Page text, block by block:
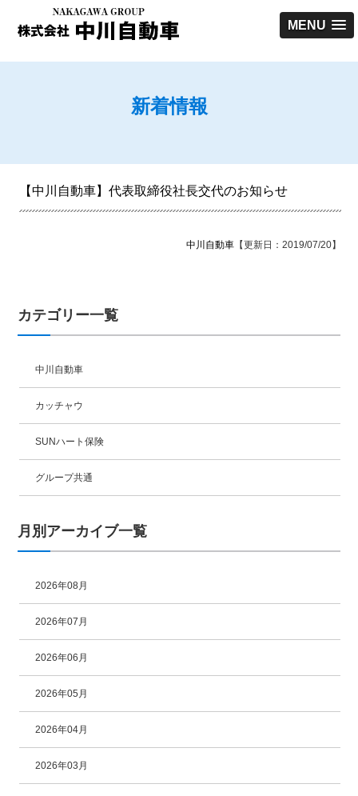
MENU
新着情報
【中川自動車】代表取締役社長交代のお知らせ
中川自動車【更新日：2019/07/20】
カテゴリー一覧
中川自動車
カッチャウ
SUNハート保険
グループ共通
月別アーカイブ一覧
2026年08月
2026年07月
2026年06月
2026年05月
2026年04月
2026年03月